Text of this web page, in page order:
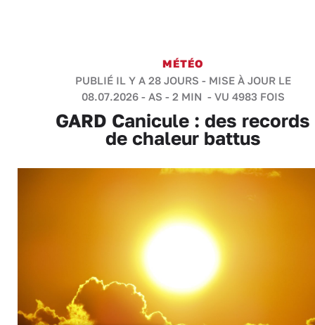
MÉTÉO
PUBLIÉ IL Y A 28 JOURS - MISE À JOUR LE
08.07.2026 - AS - 2 MIN - VU 4983 FOIS
GARD Canicule : des records
de chaleur battus